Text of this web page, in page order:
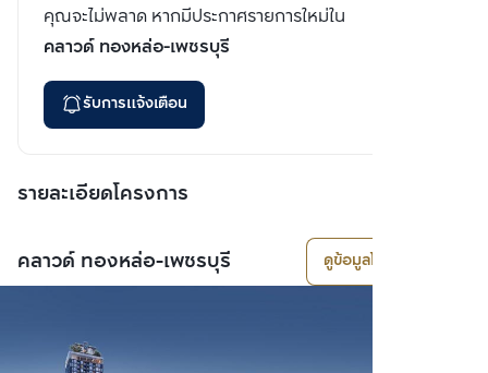
คุณจะไม่พลาด หากมีประกาศรายการใหม่ใน
คลาวด์ ทองหล่อ-เพชรบุรี
รับการแจ้งเตือน
รายละเอียดโครงการ
คลาวด์ ทองหล่อ-เพชรบุรี ดูข้อมูลโครงการ